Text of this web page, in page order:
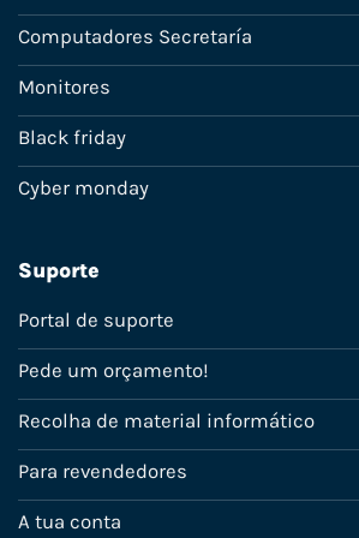
Computadores Secretaría
Monitores
Black friday
Cyber monday
Suporte
Portal de suporte
Pede um orçamento!
Recolha de material informático
Para revendedores
A tua conta